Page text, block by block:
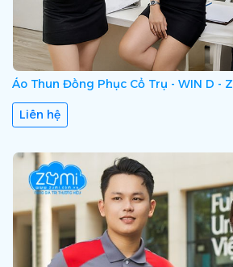
Áo Thun Đồng Phục Cổ Trụ - WIN D -
Liên hệ